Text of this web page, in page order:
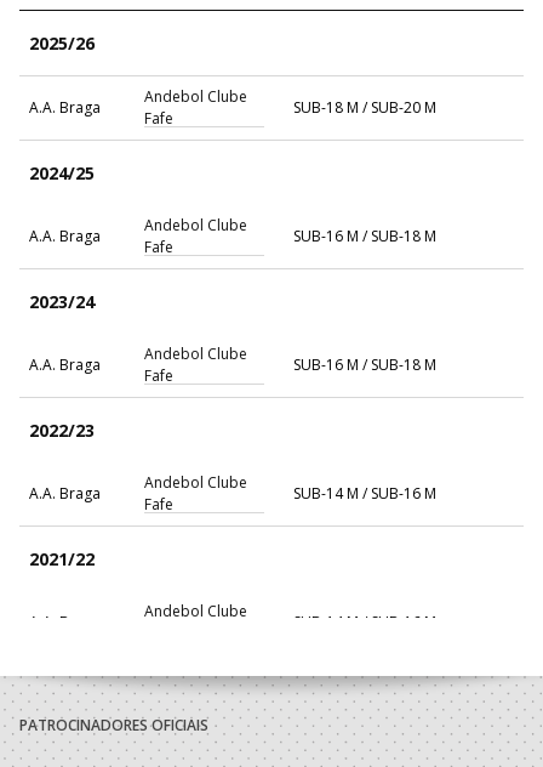
2025/26
A.A. Braga
Andebol Clube
Fafe
SUB-18 M / SUB-20 M
2024/25
A.A. Braga
Andebol Clube
Fafe
SUB-16 M / SUB-18 M
2023/24
A.A. Braga
Andebol Clube
Fafe
SUB-16 M / SUB-18 M
2022/23
A.A. Braga
Andebol Clube
Fafe
SUB-14 M / SUB-16 M
2021/22
A.A. Braga
Andebol Clube
SUB-14 M / SUB-16 M
A.A. Braga
Andebol Clube
Fafe
SUB-14 M
A.A. Braga
Andebol Clube
Fafe
SUB-14 M / SUB-16 M
PATROCINADORES OFICIAIS